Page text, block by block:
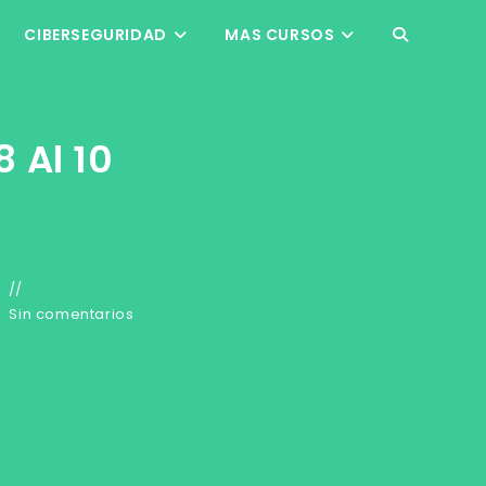
CIBERSEGURIDAD MAS CURSOS ALTERNAR
Al 10
Sin comentarios